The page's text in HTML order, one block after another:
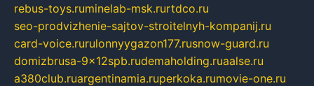
rebus-toys.ruminelab-msk.rurtdco.ru
seo-prodvizhenie-sajtov-stroitelnyh-kompanij.ru
card-voice.rurulonnyygazon177.rusnow-guard.ru
domizbrusa-9x12spb.rudemaholding.ruaalse.ru
a380club.ruargentinamia.ruperkoka.rumovie-one.ru